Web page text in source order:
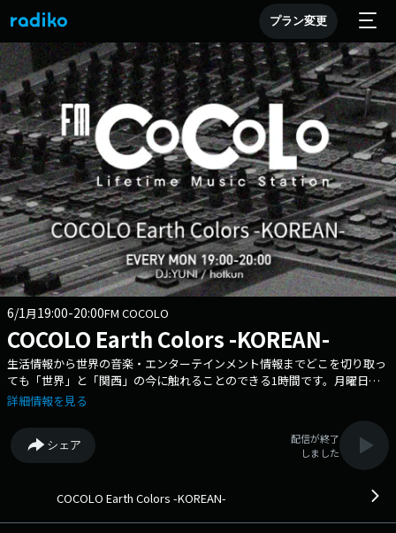
プラン変更
6/1月19:00-20:00FM COCOLO
COCOLO Earth Colors -KOREAN-
生活情報から世界の音楽・エンターテインメント情報までどこを切り取っ
ても「世界」と「関西」の今に触れることのできる1時間です。月曜日は
Korean Edition。 ●番組ホームページ ●リクエスト・メッセー
●twitterアカウント「@fmcocolo765」
詳細情報を見る
シェア
配信が終了
しました
COCOLO Earth Colors -KOREAN-